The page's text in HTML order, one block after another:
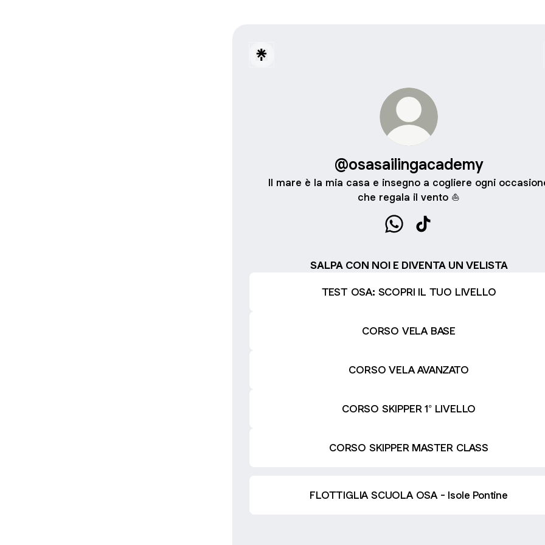
@osasailingacademy
Il mare è la mia casa e insegno a cogliere ogni
che regala il vento ⛵️
SALPA CON NOI E DIVENTA UN VELISTA
TEST OSA: SCOPRI IL TUO LIVELLO
CORSO VELA BASE
CORSO VELA AVANZATO
CORSO SKIPPER 1° LIVELLO
CORSO SKIPPER MASTER CLASS
FLOTTIGLIA SCUOLA OSA - Isole Pontine